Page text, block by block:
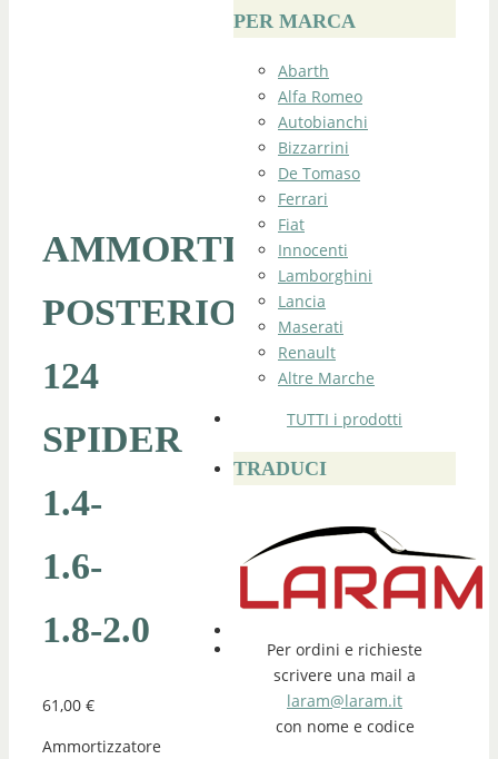
AMMORTIZZATORE
POSTERIORE
124
SPIDER
1.4-
1.6-
1.8-2.0
61,00 €
Ammortizzatore
PER MARCA
Abarth
Alfa Romeo
Autobianchi
Bizzarrini
De Tomaso
Ferrari
Fiat
Innocenti
Lamborghini
Lancia
Maserati
Renault
Altre Marche
TUTTI i prodotti
TRADUCI
Per ordini e richieste
scrivere una mail a
laram@laram.it
con nome e codice